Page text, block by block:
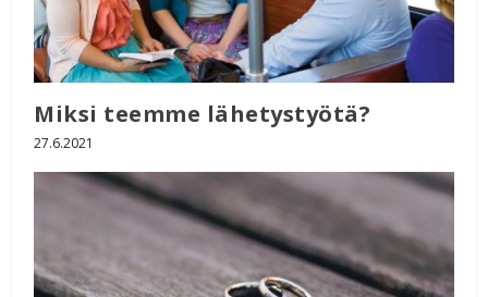
Miksi teemme lähetystyötä?
27.6.2021